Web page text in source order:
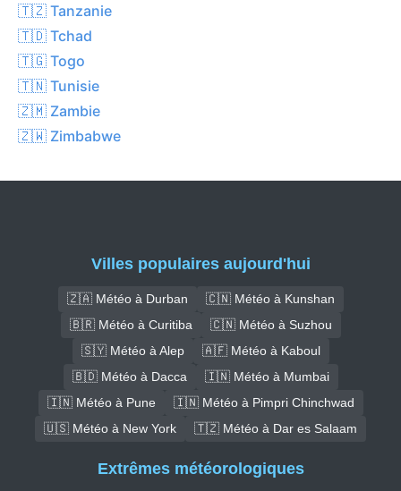
🇹🇿 Tanzanie
🇹🇩 Tchad
🇹🇬 Togo
🇹🇳 Tunisie
🇿🇲 Zambie
🇿🇼 Zimbabwe
Villes populaires aujourd'hui
🇿🇦 Météo à Durban
🇨🇳 Météo à Kunshan
🇧🇷 Météo à Curitiba
🇨🇳 Météo à Suzhou
🇸🇾 Météo à Alep
🇦🇫 Météo à Kaboul
🇧🇩 Météo à Dacca
🇮🇳 Météo à Mumbai
🇮🇳 Météo à Pune
🇮🇳 Météo à Pimpri Chinchwad
🇺🇸 Météo à New York
🇹🇿 Météo à Dar es Salaam
Extrêmes météorologiques